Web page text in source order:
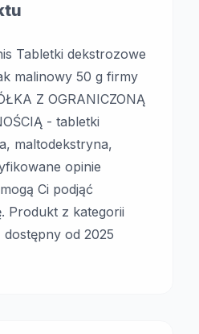
Tabletki dekstrozowe
malinowy 50 g firmy
Z OGRANICZONĄ
- tabletki
maltodekstryna,
opinie
Ci podjąć
Produkt z kategorii
od 2025